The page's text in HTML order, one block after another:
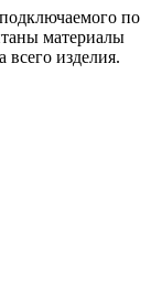
по
материалы
всего изделия.